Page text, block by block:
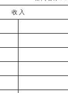
收 入